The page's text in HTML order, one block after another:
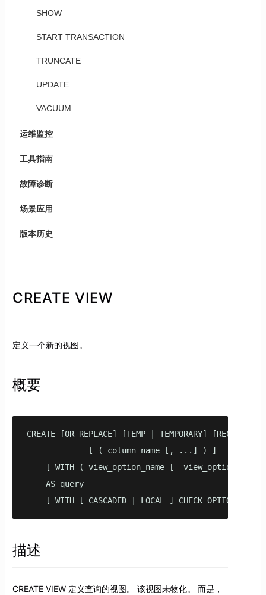
SHOW
START TRANSACTION
TRUNCATE
UPDATE
VACUUM
运维监控
工具指南
故障诊断
场景应用
版本历史
CREATE VIEW
定义一个新的视图。
概要
CREATE [OR REPLACE] [TEMP | TEMPORARY]
             [ ( column_name [, ...] ) ]
[ WITH ( view_option_name [=
    AS query
    [ WITH [ CASCADED | LOCAL ] CHECK OPTION ]
描述
CREATE VIEW 定义查询的视图。 该视图未物化。 而是，